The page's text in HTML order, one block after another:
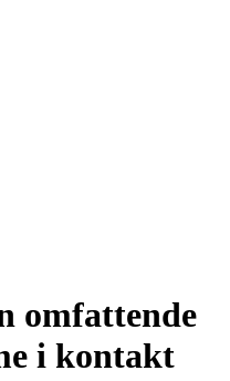
omfattende
i kontakt